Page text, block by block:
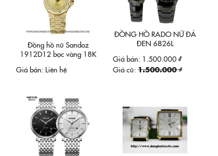
Đồng hồ nữ Sandoz
1912D12 bọc vàng 18K
Giá bán: Liên hệ
ĐỒNG HỒ RADO NỮ ĐÁ
ĐEN 6826L
Giá bán: 1.500.000 ₫
Giá cũ: 1.500.000 ₫